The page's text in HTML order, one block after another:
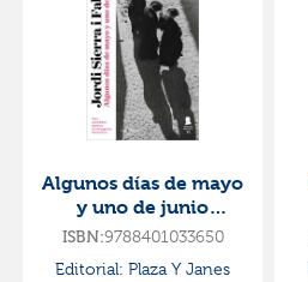
Algunos días de mayo
y uno de junio
(inspector mascarell
ISBN:9788401033650
Editorial: Plaza Y Janes